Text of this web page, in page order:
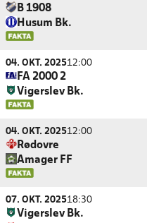
B 1908
Husum Bk.
04. OKT. 202512:00
FA 2000 2
Vigerslev Bk.
04. OKT. 202512:00
Rødovre
Amager FF
07. OKT. 202518:30
Vigerslev Bk.